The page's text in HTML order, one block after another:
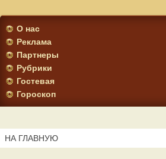
О нас
Реклама
Партнеры
Рубрики
Гостевая
Гороскоп
НА ГЛАВНУЮ